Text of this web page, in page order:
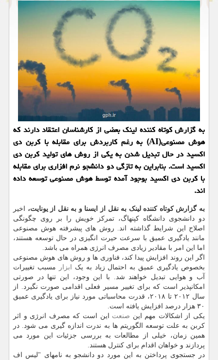
به گزارش كوتاه كننده لینك بعضی از كارشناسان اعتقاد دارند كه
هوش مصنوعی(AI) به رغم كاربردش برای مقابله با كربن دی
اكسید در حال تبدیل شدن به یكی از روش های تولید كربن دی
اكسید است. بنابراین به تازگی دو دانشجو نرم افزاری برای مقابله
با كربن دی اكسید بوجود آمده توسط هوش مصنوعی توسعه داده
اند.
به گزارش کوتاه کننده لینک به نقل از ایسنا و به نقل از یونایت، اخیر
دو دانشجوی دانشگاه کپنهاگ، تمرکز خویش را بر روی چگونگی
اصلاح این شرایط گذاشته اند. روش های پیشرفته هوش مصنوعی
مانند یادگیری عمیق با سرعت حیرت انگیزی در حال توسعه هستند،
اما این امر با مقادیر زیادی مصرف انرژی همراه می باشد.
اگر این روند افزایش پیدا کند، فناوری ها و روش های هوش مصنوعی
بخصوص یادگیری عمیق به احتمال زیاد به یک ابزار
مسبب تغییرات
آب و هوایی تبدیل خواهند شد. با این وجود، این تنها در صورتی
امکانپذیر است که برای تغییر مسیر فعلی اقدامی صورت نگیرد. از
سال ۲۰۱۲ تا ۲۰۱۸، قدرت محاسباتی مورد نیاز برای یادگیری عمیق
۳۰ هزار درصد افزایش یافته است.
یکی از اشکالات مهم این صنعت این است که مصرف انرژی و اثر
کربن به علت توسعه الگوریتم ها به ندرت اندازه گیری می شود. در
همین زمان، خیلی از مطالعات به بررسی جزئیات این مورد می
پردازند و خواهان اقدام برای کنترل هستند.
در جستجوی پرداختن به این مورد دو دانشجو به نامهای "لیس اف